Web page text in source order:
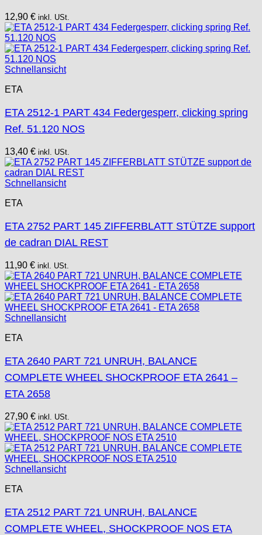
12,90 € inkl. USt.
Schnellansicht
ETA
ETA 2512-1 PART 434 Federgesperr, clicking spring
Ref. 51.120 NOS
13,40 € inkl. USt.
Schnellansicht
ETA
ETA 2752 PART 145 ZIFFERBLATT STÜTZE support
de cadran DIAL REST
11,90 € inkl. USt.
Schnellansicht
ETA
ETA 2640 PART 721 UNRUH, BALANCE
COMPLETE WHEEL SHOCKPROOF ETA 2641 –
ETA 2658
27,90 € inkl. USt.
Schnellansicht
ETA
ETA 2512 PART 721 UNRUH, BALANCE
COMPLETE WHEEL, SHOCKPROOF NOS ETA